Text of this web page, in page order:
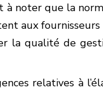
à noter que la
aux fournisseurs
la qualité de
relatives à